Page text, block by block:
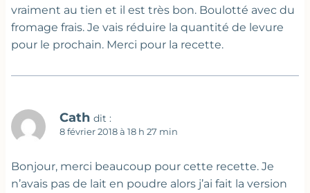
vraiment au tien et il est très bon. Boulotté avec du
fromage frais. Je vais réduire la quantité de levure
pour le prochain. Merci pour la recette.
Cath dit :
8 février 2018 à 18 h 27 min
Bonjour, merci beaucoup pour cette recette. Je
n’avais pas de lait en poudre alors j’ai fait la version